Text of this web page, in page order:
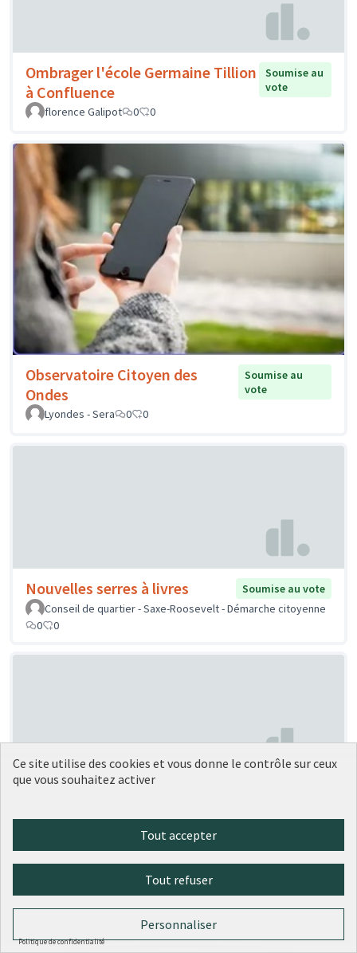
Ombrager l'école Germaine Tillion
à Confluence
Soumise au
vote
florence Galipot
0 0
Observatoire Citoyen des
Ondes
Soumise au
vote
Lyondes - Sera
0 0
Nouvelles serres à livres
Soumise au vote
Conseil de quartier - Saxe-Roosevelt - Démarche citoyenne
0
0
Esses et de la Butte
0
Ce site utilise des cookies et vous donne le contrôle sur ceux
que vous souhaitez activer
Tout accepter
Tout refuser
Personnaliser
Politique de confidentialité